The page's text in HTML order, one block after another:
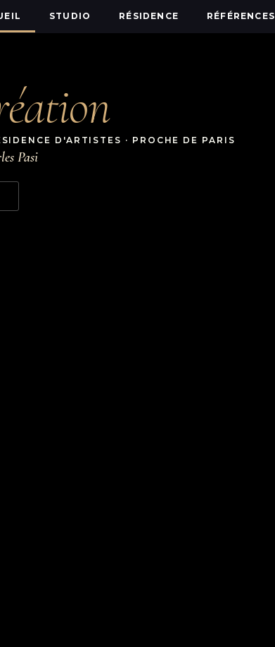
STUDIO RÉSIDENCE RÉFÉRENCES
D'ARTISTES · PROCHE DE PARIS
Pasi